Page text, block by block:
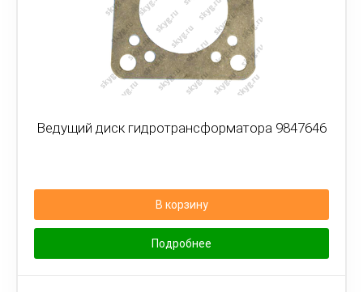
Ведущий диск гидротрансформатора 9847646
В корзину
Подробнее